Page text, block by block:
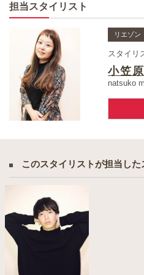
担当スタイリスト
リエゾン
スタイリ
小笠
natsuko
このスタイリストが担当した